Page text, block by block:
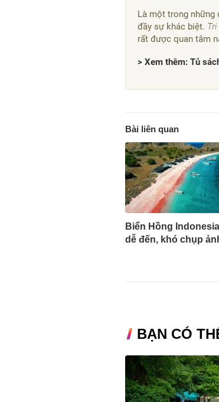
Là một trong những
đầy sự khác biệt.
rất được quan tâm
> Xem thêm: Tủ
Bài liên quan
Biển Hồng Indonesia
dễ đến, khó chụp
BẠN CÓ